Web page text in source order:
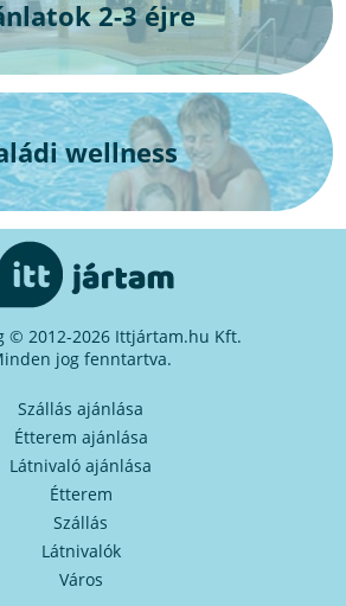
2-3 éjre
wellness
© 2012-2026 Ittjártam.hu Kft.
jog fenntartva.
Szállás ajánlása
Étterem ajánlása
Látnivaló ajánlása
Étterem
Szállás
Látnivalók
Város